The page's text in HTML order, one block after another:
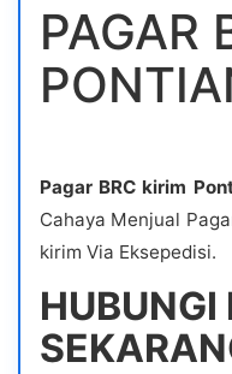
PAGAR
Pagar BRC kirim
Cahaya Menjual
kirim Via Eksepedisi.
HUBUNGI